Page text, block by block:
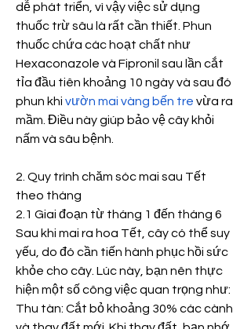
dễ phát triển, vì vậy việc sử dụng
thuốc trừ sâu là rất cần thiết. Phun
thuốc chứa các hoạt chất như
Hexaconazole và Fipronil sau lần cắt
tỉa đầu tiên khoảng 10 ngày và sau đó
phun khi vườn mai vàng bến tre vừa ra
mầm. Điều này giúp bảo vệ cây khỏi
nấm và sâu bệnh.
2. Quy trình chăm sóc mai sau Tết
theo tháng
2.1 Giai đoạn từ tháng 1 đến tháng 6
Sau khi mai ra hoa Tết, cây có thể suy
yếu, do đó cần tiến hành phục hồi sức
khỏe cho cây. Lúc này, bạn nên thực
hiện một số công việc quan trọng như:
Thu tàn: Cắt bỏ khoảng 30% các cành